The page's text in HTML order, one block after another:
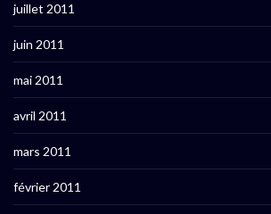
juillet 2011
juin 2011
mai 2011
avril 2011
mars 2011
février 2011